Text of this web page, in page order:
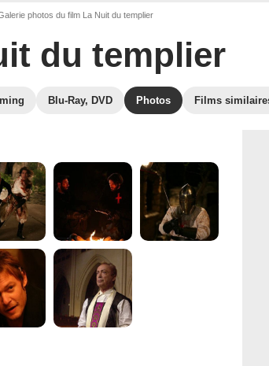
photos du film La Nuit du templier
du templier
Blu-Ray, DVD Photos Films